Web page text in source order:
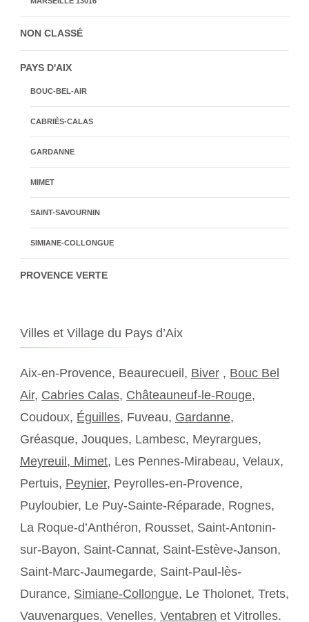
NON CLASSÉ
PAYS D'AIX
BOUC-BEL-AIR
CABRIÈS-CALAS
GARDANNE
MIMET
SAINT-SAVOURNIN
SIMIANE-COLLONGUE
PROVENCE VERTE
Villes et Village du Pays d’Aix
Aix-en-Provence, Beaurecueil, Biver , Bouc Bel
Air, Cabries Calas, Châteauneuf-le-Rouge,
Coudoux, Éguilles, Fuveau, Gardanne,
Gréasque, Jouques, Lambesc, Meyrargues,
Meyreuil, Mimet, Les Pennes-Mirabeau, Velaux,
Pertuis, Peynier, Peyrolles-en-Provence,
Puyloubier, Le Puy-Sainte-Réparade, Rognes,
La Roque-d’Anthéron, Rousset, Saint-Antonin-
sur-Bayon, Saint-Cannat, Saint-Estève-Janson,
Saint-Marc-Jaumegarde, Saint-Paul-lès-
Durance, Simiane-Collongue, Le Tholonet, Trets,
Vauvenargues, Venelles, Ventabren et Vitrolles.